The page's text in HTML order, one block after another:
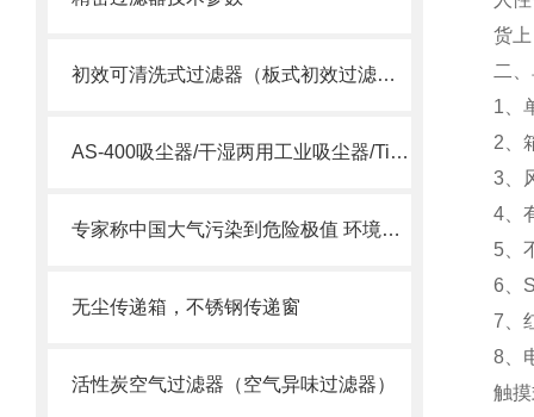
初效可清洗式过滤器（板式初效过滤网）
AS-400吸尘器/干湿两用工业吸尘器/Tiger Vac AS-400
专家称中国大气污染到危险极值 环境治理刻不容缓
无尘传递箱，不锈钢传递窗
活性炭空气过滤器（空气异味过滤器）
货
二
1、
2、
3、
4、
5、
6、
7、
8、
触